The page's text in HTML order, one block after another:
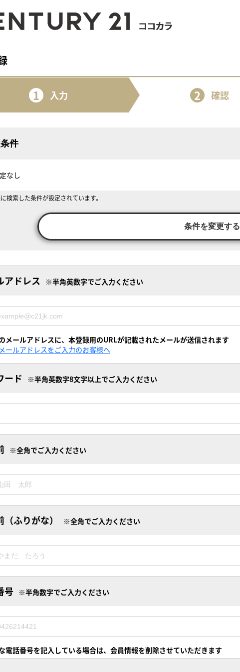
1 入力 2 確認
件
なし
検索した条件が設定されています。
条件を変更する
アドレス ※半角英数字でご入力ください
メールアドレスに、本登録用のURLが記載されたメールが送信されます
ールアドレスをご入力のお客様へ
ード ※半角英数字8文字以上でご入力ください
※全角でご入力ください
（ふりがな） ※全角でご入力ください
号 ※半角数字でご入力ください
電話番号を記入している場合は、会員情報を削除させていただきます